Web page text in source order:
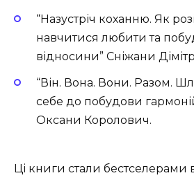
“Назустріч коханню. Як
навчитися любити та
відносини” Сніжани
“Він. Вона. Вони. Разом.
себе до побудови
Оксани Королович.
Ці книги стали бестселерами